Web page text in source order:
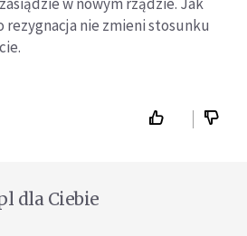
rezygnacja nie zmieni stosunku
dla Ciebie